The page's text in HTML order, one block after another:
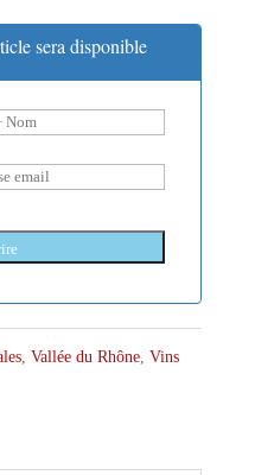
sera disponible
, Vallée du Rhône, Vins